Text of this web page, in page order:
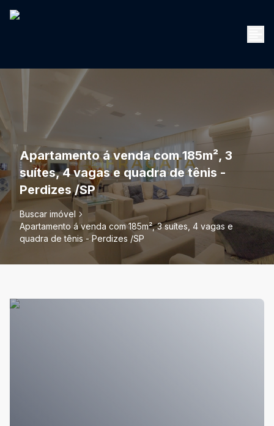
Apartamento á venda com 185m², 3
suítes, 4 vagas e quadra de tênis -
Perdizes /SP
Buscar imóvel
Apartamento á venda com 185m², 3 suítes, 4 vagas e
quadra de tênis - Perdizes /SP